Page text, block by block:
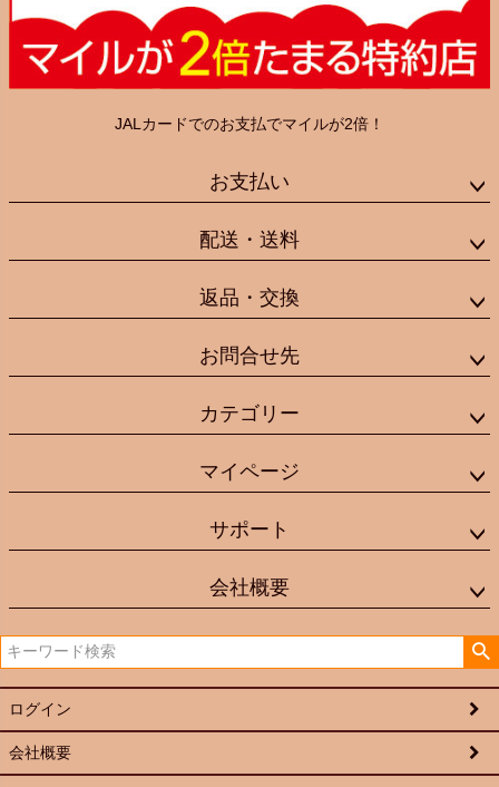
JALカードでのお支払でマイルが2倍！
お支払い
配送・送料
返品・交換
お問合せ先
カテゴリー
マイページ
サポート
会社概要
ログイン
会社概要